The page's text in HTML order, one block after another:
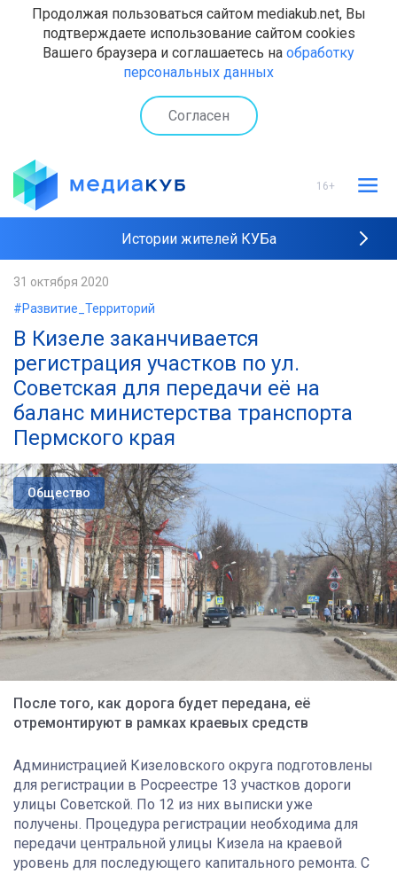
Продолжая пользоваться сайтом mediakub.net, Вы
подтверждаете использование сайтом cookies
Вашего браузера и соглашаетесь на обработку
персональных данных
Согласен
16+
Истории жителей КУБа
31 октября 2020
#Развитие_Территорий
В Кизеле заканчивается
регистрация участков по ул.
Советская для передачи её на
баланс министерства транспорта
Пермского края
Общество
После того, как дорога будет передана, её
отремонтируют в рамках краевых средств
Администрацией Кизеловского округа подготовлены
для регистрации в Росреестре 13 участков дороги
улицы Советской. По 12 из них выписки уже
получены. Процедура регистрации необходима для
передачи центральной улицы Кизела на краевой
уровень для последующего капитального ремонта. С